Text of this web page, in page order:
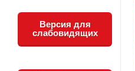
Версия для
слабовидящих